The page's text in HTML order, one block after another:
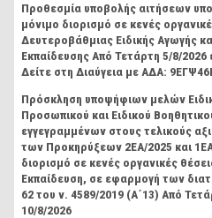
Προθεσμία υποβολής αιτήσεων
μόνιμο διορισμό σε κενές
Δευτεροβάθμιας Ειδικής Αγωγής
Εκπαίδευσης Από Τετάρτη 5/8/
Δείτε στη Διαύγεια με ΑΔΑ:
Πρόσκληση υποψήφιων μελών
Προσωπικού και Ειδικού
εγγεγραμμένων στους τελικούς
των Προκηρύξεων 2ΕΑ/2025 και
διορισμό σε κενές οργανικές
Εκπαίδευση, σε εφαρμογή των
62 του ν. 4589/2019 (Α΄13) Από
10/8/2026